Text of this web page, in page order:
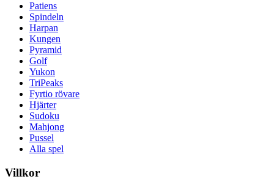
Patiens
Spindeln
Harpan
Kungen
Pyramid
Golf
Yukon
TriPeaks
Fyrtio rövare
Hjärter
Sudoku
Mahjong
Pussel
Alla spel
Villkor